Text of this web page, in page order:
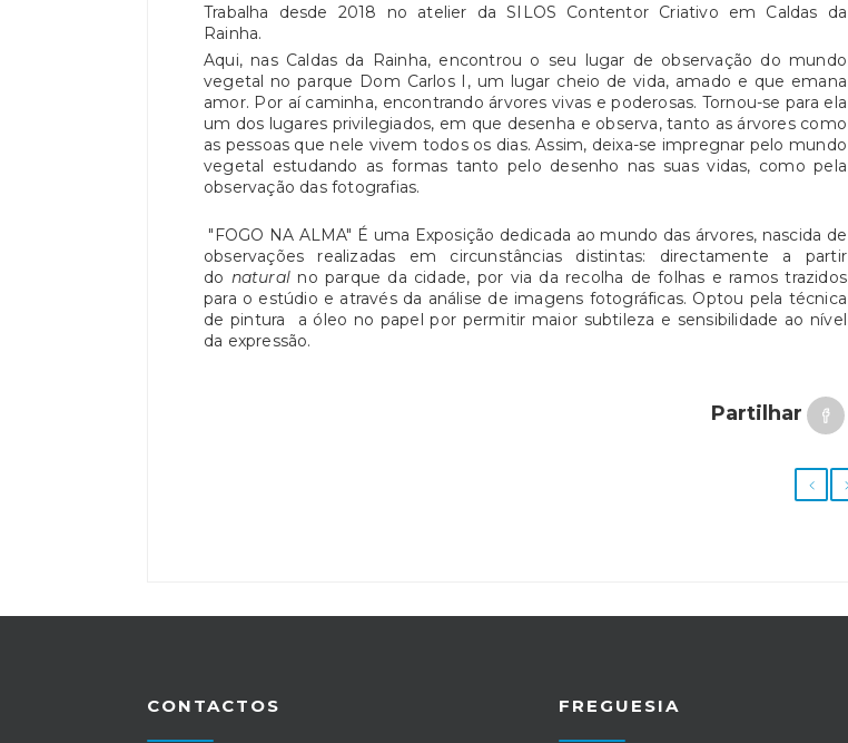
Trabalha desde 2018 no atelier da SILOS Contentor Criativo em Caldas da
Rainha.
Aqui, nas Caldas da Rainha, encontrou o seu lugar de observação do mundo
vegetal no parque Dom Carlos I, um lugar cheio de vida, amado e que emana
amor. Por aí caminha, encontrando árvores vivas e poderosas. Tornou-se para ela
um dos lugares privilegiados, em que desenha e observa, tanto as árvores como
as pessoas que nele vivem todos os dias. Assim, deixa-se impregnar pelo mundo
vegetal estudando as formas tanto pelo desenho nas suas vidas, como pela
observação das fotografias.
"FOGO NA ALMA" É uma Exposição dedicada ao mundo das árvores, nascida de
observações realizadas em circunstâncias distintas: directamente a partir
do natural no parque da cidade, por via da recolha de folhas e ramos trazidos
para o estúdio e através da análise de imagens fotográficas. Optou pela técnica
de pintura a óleo no papel por permitir maior subtileza e sensibilidade ao nível
da expressão.
Partilhar
CONTACTOS FREGUESIA